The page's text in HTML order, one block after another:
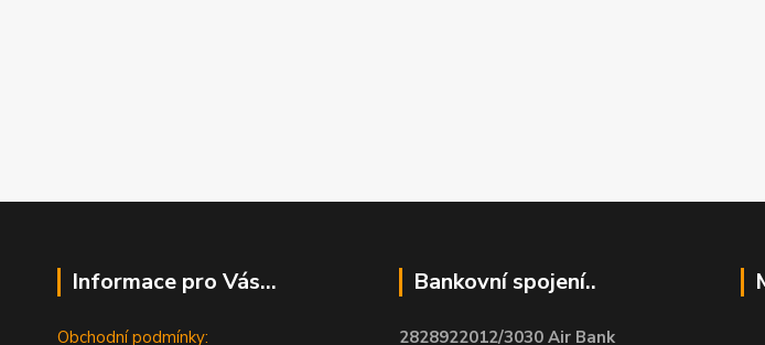
Informace pro Vás...
Obchodní podmínky:
Bankovní spojení..
2828922012/3030 Air Bank